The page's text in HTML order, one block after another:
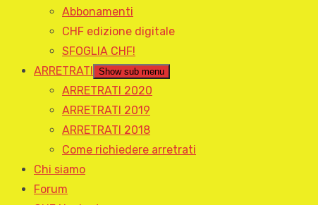
Abbonamenti
CHF edizione digitale
SFOGLIA CHF!
ARRETRATI
Show sub menu
ARRETRATI 2020
ARRETRATI 2019
ARRETRATI 2018
Come richiedere arretrati
Chi siamo
Forum